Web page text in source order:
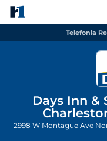
Telefonla
Days Inn &
2998 W Montague Ave